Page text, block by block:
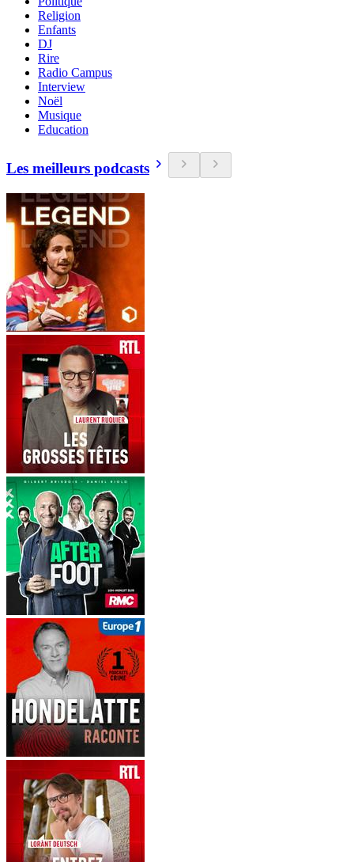
Religion
Enfants
DJ
Rire
Radio Campus
Interview
Noël
Musique
Education
Les meilleurs podcasts